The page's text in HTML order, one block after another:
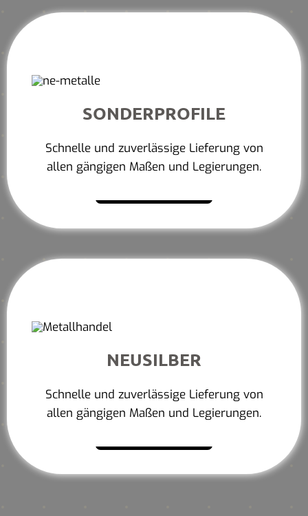
SONDERPROFILE
Schnelle und zuverlässige Lieferung von
allen gängigen Maßen und Legierungen.
NEUSILBER
Schnelle und zuverlässige Lieferung von
allen gängigen Maßen und Legierungen.